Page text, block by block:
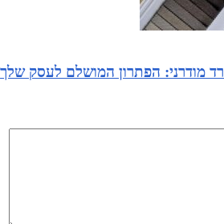
מודרני: הפתרון המושלם לעסק שלך